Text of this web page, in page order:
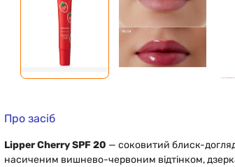
Про засіб
Lipper Cherry SPF 20 — соковитий блиск-догляд
насиченим вишнево-червоним відтінком,